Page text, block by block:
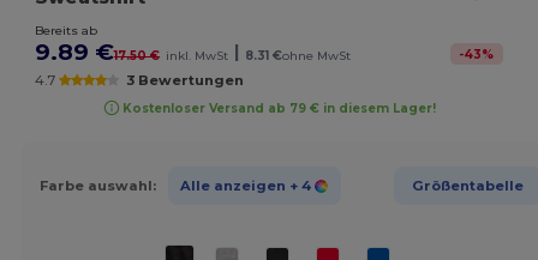
Bereits ab
9.89 €17.50 € inkl. MwSt 8.31 €ohne MwSt -43%
4.7 3 Bewertungen
Kostenloser Versand ab 79 € in diesem Lager!
Farbe auswahl: Alle anzeigen + 4 Größentabelle